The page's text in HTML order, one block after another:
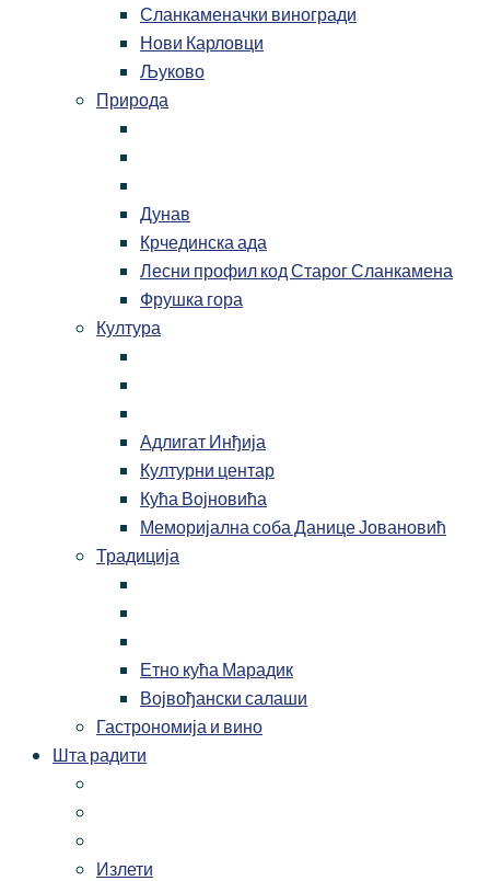
Сланкаменачки виногради
Нови Карловци
Љуково
Природа
Дунав
Крчединска ада
Лесни профил код Старог Сланкамена
Фрушка гора
Култура
Адлигат Инђија
Културни центар
Кућа Војновића
Меморијална соба Данице Јовановић
Традиција
Етно кућа Марадик
Војвођански салаши
Гастрономија и вино
Шта радити
Излети